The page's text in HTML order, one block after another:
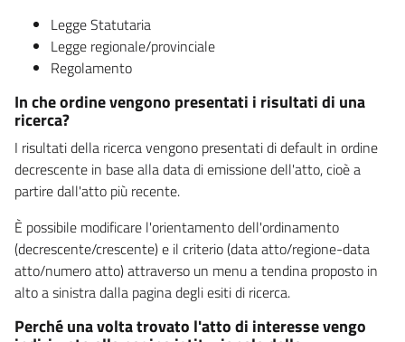
Legge Statutaria
Legge regionale/provinciale
Regolamento
In che ordine vengono presentati i risultati di una
ricerca?
I risultati della ricerca vengono presentati di default in ordine
decrescente in base alla data di emissione dell'atto, cioè a
partire dall'atto più recente.
È possibile modificare l'orientamento dell'ordinamento
(decrescente/crescente) e il criterio (data atto/regione-data
atto/numero atto) attraverso un menu a tendina proposto in
alto a sinistra dalla pagina degli esiti di ricerca.
Perché una volta trovato l'atto di interesse vengo